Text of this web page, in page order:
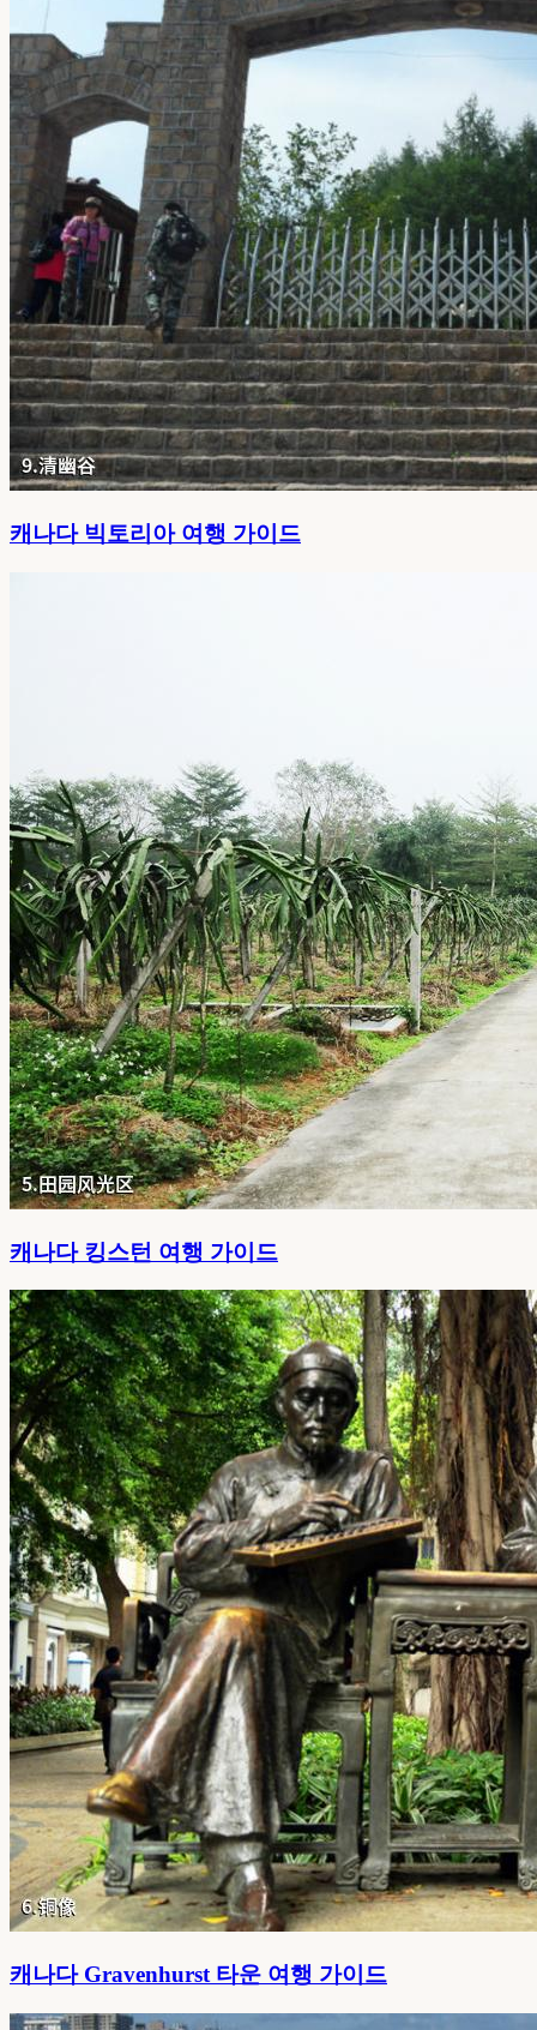
캐나다 빅토리아 여행 가이드
캐나다 킹스턴 여행 가이드
캐나다 Gravenhurst 타운 여행 가이드